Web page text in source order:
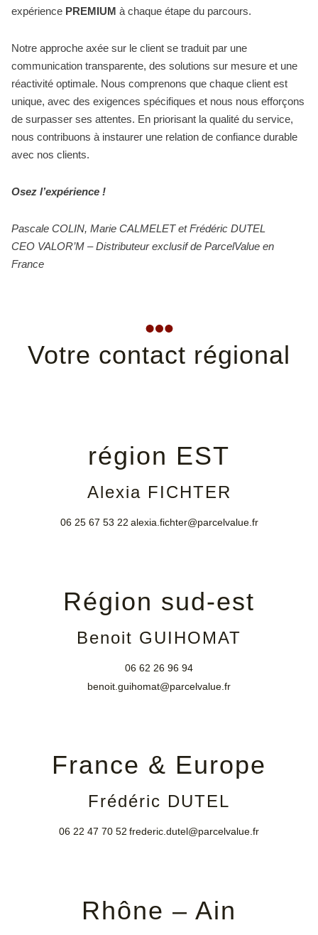
expérience PREMIUM à chaque étape du parcours.
Notre approche axée sur le client se traduit par une
communication transparente, des solutions sur mesure et une
réactivité optimale. Nous comprenons que chaque client est
unique, avec des exigences spécifiques et nous nous efforçons
de surpasser ses attentes. En priorisant la qualité du service,
nous contribuons à instaurer une relation de confiance durable
avec nos clients.
Osez l’expérience !
Pascale COLIN, Marie CALMELET et Frédéric DUTEL
CEO VALOR’M – Distributeur exclusif de ParcelValue en
France
Votre contact régional
région EST
Alexia FICHTER
06 25 67 53 22 alexia.fichter@parcelvalue.fr
Région sud-est
Benoit GUIHOMAT
06 62 26 96 94
benoit.guihomat@parcelvalue.fr
France & Europe
Frédéric DUTEL
06 22 47 70 52 frederic.dutel@parcelvalue.fr
Rhône – Ain